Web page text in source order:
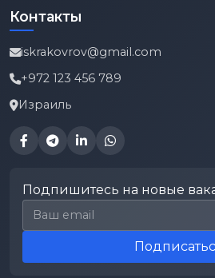
Контакты
iskrakovrov@gmail.com
+972 123 456 789
Израиль
Подпишитесь на новые
Email для подписки